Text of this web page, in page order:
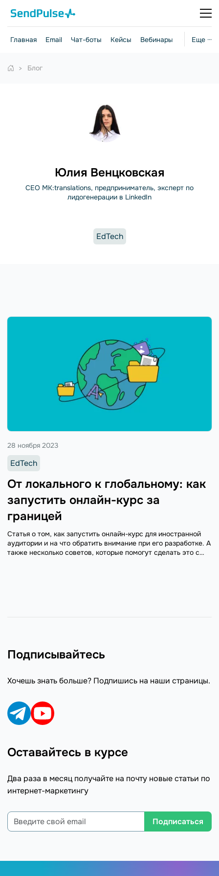
Еще ···
Главная Email Чат-боты Кейсы Вебинары Стратегии
Блог
Юлия Венцковская
СЕО MK:translations, предприниматель, эксперт по
лидогенерации в LinkedIn
EdTech
От локального к глобальному: как
запустить онлайн-курс за
границей
28 ноября 2023
EdTech
Статья о том, как запустить онлайн-курс для иностранной
аудитории и на что обратить внимание при его разработке. А
также несколько советов, которые помогут сделать это с
Подписывайтесь
Хочешь знать больше? Подпишись на наши страницы.
Оставайтесь в курсе
Два раза в месяц получайте на почту новые статьи по
интернет-маркетингу
Подписаться